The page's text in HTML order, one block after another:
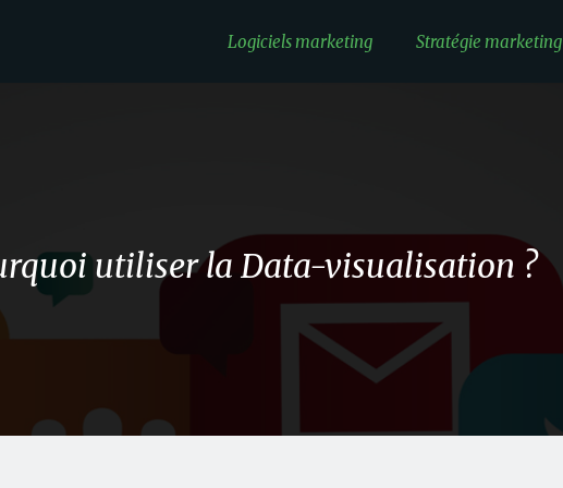
Logiciels marketing Stratégie marketing
utiliser la Data-visualisation ?